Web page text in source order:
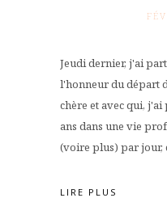
Jeudi dernier, j'ai
l'honneur du départ
chère et avec qui, j'ai
ans dans une vie
(voire plus) par jour,
LIRE PLUS